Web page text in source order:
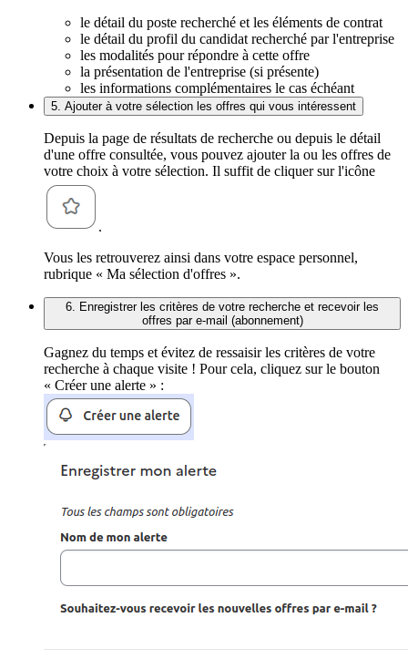
le détail du poste recherché et les éléments de contrat
le détail du profil du candidat recherché par l'entreprise
les modalités pour répondre à cette offre
la présentation de l'entreprise (si présente)
les informations complémentaires le cas échéant
5. Ajouter à votre sélection les offres qui vous intéressent
Depuis la page de résultats de recherche ou depuis le détail
d'une offre consultée, vous pouvez ajouter la ou les offres de
votre choix à votre sélection. Il suffit de cliquer sur l'icône
.
Vous les retrouverez ainsi dans votre espace personnel,
rubrique « Ma sélection d'offres ».
6. Enregistrer les critères de votre recherche et recevoir les
offres par e-mail (abonnement)
Gagnez du temps et évitez de ressaisir les critères de votre
recherche à chaque visite ! Pour cela, cliquez sur le bouton
« Créer une alerte » :